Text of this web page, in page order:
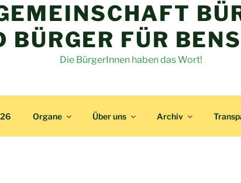
BÜRGER FÜR
Die BürgerInnen haben das Wort!
Organe Über uns Archiv